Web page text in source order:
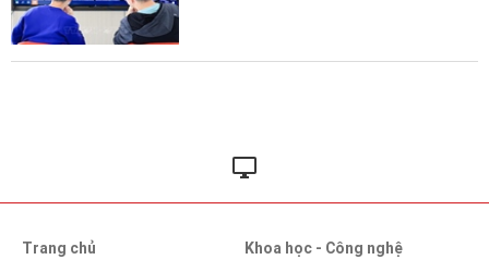
Trang chủ
Khoa học - Công nghệ